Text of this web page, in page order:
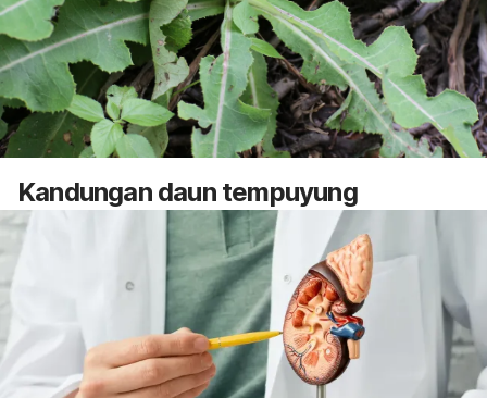
Kandungan daun tempuyung